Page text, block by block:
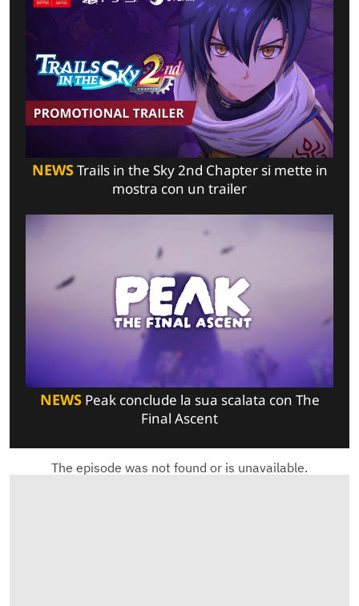
NEWSTrails in the Sky 2nd Chapter si mette in
mostra con un trailer
NEWSPeak conclude la sua scalata con The
Final Ascent